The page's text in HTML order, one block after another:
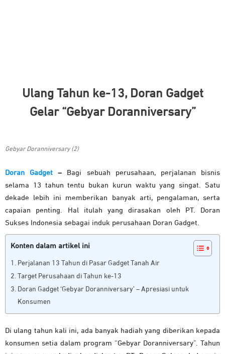
Ulang Tahun ke-13, Doran Gadget
Gelar “Gebyar Doranniversary”
Gebyar Doranniversary (2)
Doran Gadget – Bagi sebuah perusahaan, perjalanan bisnis
selama 13 tahun tentu bukan kurun waktu yang singat. Satu
dekade lebih ini memberikan banyak arti, pengalaman, serta
capaian penting. Hal itulah yang dirasakan oleh PT. Doran
Sukses Indonesia sebagai induk perusahaan Doran Gadget.
Konten dalam artikel ini
Perjalanan 13 Tahun di Pasar Gadget Tanah Air
Target Perusahaan di Tahun ke-13
Doran Gadget ‘Gebyar Doranniversary’ – Apresiasi untuk
Konsumen
Di ulang tahun kali ini, ada banyak hadiah yang diberikan kepada
konsumen setia dalam program “Gebyar Doranniversary”. Tahun